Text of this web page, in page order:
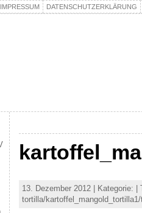
IMPRESSUM DATENSCHUTZERKLÄRUNG
13. Dezember 2012 | Kategorie:
tortilla/